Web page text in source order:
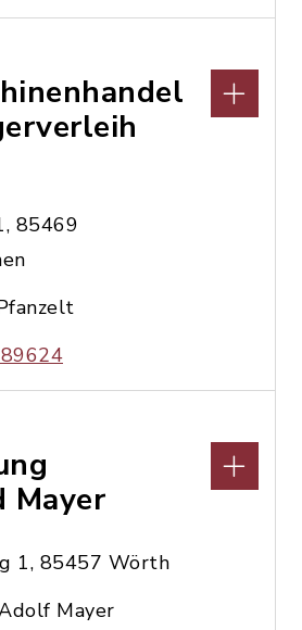
85469
Mayer
1, 85457 Wörth
Mayer